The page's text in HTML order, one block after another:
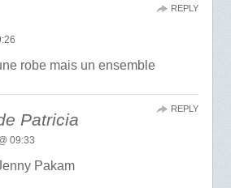
robe mais un ensemble
REPLY
Patricia
09:33
Pakam
REPLY